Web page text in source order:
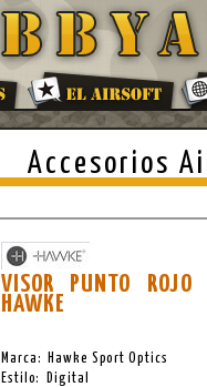
Accesorios
VISOR PUNTO ROJO
HAWKE
Marca: Hawke Sport Optics
Estilo: Digital